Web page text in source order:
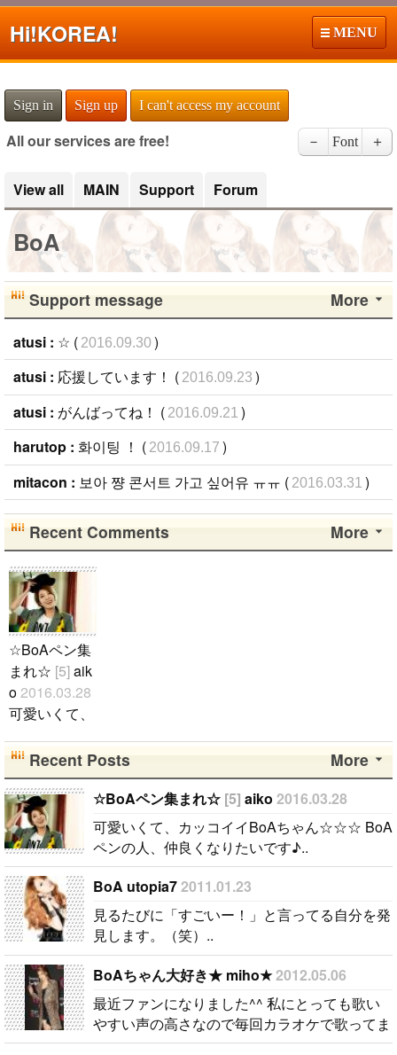
Hi!KOREA! MENU
Sign in Sign up I can't access my account
All our services are free! － Font ＋
View all MAIN Support Forum
BoA
More
Support message
atusi : ☆ ( 2016.09.30 )
atusi : 応援しています！ ( 2016.09.23 )
atusi : がんばってね！ ( 2016.09.21 )
harutop : 화이팅 ！ ( 2016.09.17 )
mitacon : 보아 쨩 콘서트 가고 싶어유 ㅠㅠ ( 2016.03.31 )
More
Recent Comments
☆BoAペン集
まれ☆ [5]aik
o 2016.03.28
可愛いくて、
oAちゃん☆
☆☆ BoAペ
ンの人、仲良
くなりたいで
す♪..
More
Recent Posts
☆BoAペン集まれ☆ [5] aiko 2016.03.28
可愛いくて、カッコイイBoAちゃん☆☆☆ BoA
ペンの人、仲良くなりたいです♪..
BoA utopia72011.01.23
見るたびに「すごいー！」と言ってる自分を発
見します。（笑）..
BoAちゃん大好き★ miho★2012.05.06
最近ファンになりました^^ 私にとっても歌い
やすい声の高さなので毎回カラオケで歌ってま
す♪..